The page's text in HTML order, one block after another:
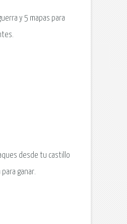
y 5 mapas para
desde tu castillo
ganar.